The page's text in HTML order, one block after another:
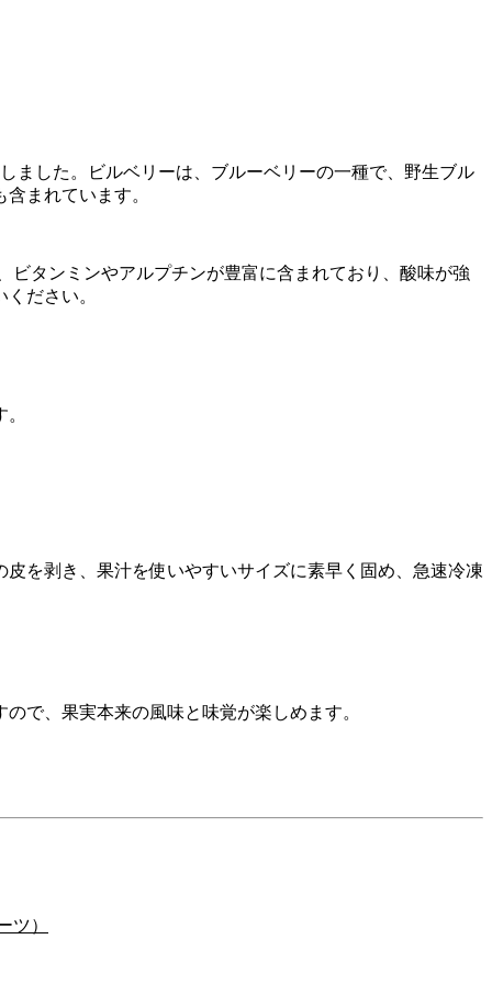
ました。
ビルベリーは、ブルーベリーの一種で、野生ブル
まれています。
ビタンミンやアルプチンが豊富に含まれており、酸味が強
ださい。
皮を剥き、果汁を使いやすいサイズに素早く固め、急速冷凍
で、果実本来の風味と味覚が楽しめます。
ツ）